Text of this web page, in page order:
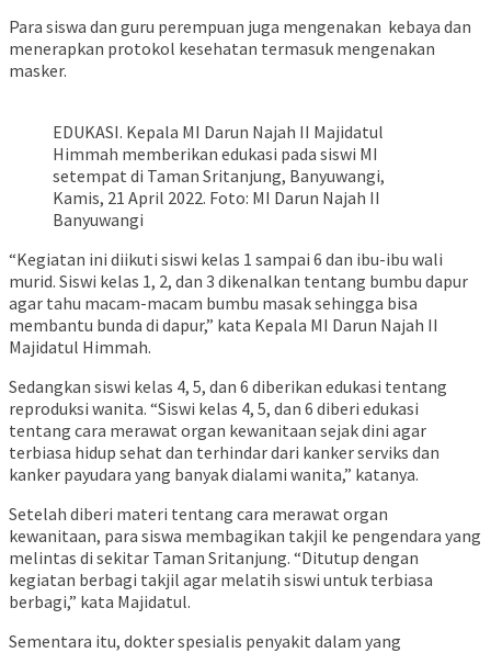
Para siswa dan guru perempuan juga mengenakan kebaya dan
menerapkan protokol kesehatan termasuk mengenakan
masker.
EDUKASI. Kepala MI Darun Najah II Majidatul
Himmah memberikan edukasi pada siswi MI
setempat di Taman Sritanjung, Banyuwangi,
Kamis, 21 April 2022. Foto: MI Darun Najah II
Banyuwangi
“Kegiatan ini diikuti siswi kelas 1 sampai 6 dan ibu-ibu wali
murid. Siswi kelas 1, 2, dan 3 dikenalkan tentang bumbu dapur
agar tahu macam-macam bumbu masak sehingga bisa
membantu bunda di dapur,” kata Kepala MI Darun Najah II
Majidatul Himmah.
Sedangkan siswi kelas 4, 5, dan 6 diberikan edukasi tentang
reproduksi wanita. “Siswi kelas 4, 5, dan 6 diberi edukasi
tentang cara merawat organ kewanitaan sejak dini agar
terbiasa hidup sehat dan terhindar dari kanker serviks dan
kanker payudara yang banyak dialami wanita,” katanya.
Setelah diberi materi tentang cara merawat organ
kewanitaan, para siswa membagikan takjil ke pengendara yang
melintas di sekitar Taman Sritanjung. “Ditutup dengan
kegiatan berbagi takjil agar melatih siswi untuk terbiasa
berbagi,” kata Majidatul.
Sementara itu, dokter spesialis penyakit dalam yang